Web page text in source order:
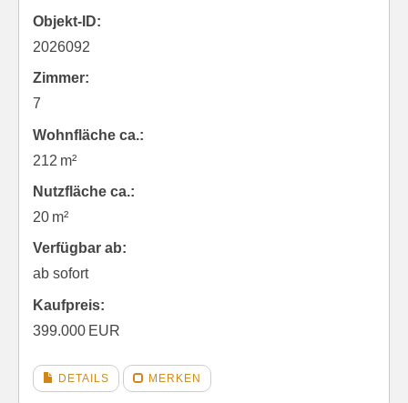
Objekt-ID:
2026092
Zimmer:
7
Wohnfläche ca.:
212 m²
Nutzfläche ca.:
20 m²
Verfügbar ab:
ab sofort
Kaufpreis:
399.000 EUR
DETAILS MERKEN